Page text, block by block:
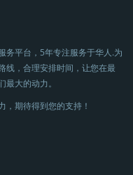
务平台，5年专注服务于华人.为
线，合理安排时间，让您在最
大的动力。
，期待得到您的支持！